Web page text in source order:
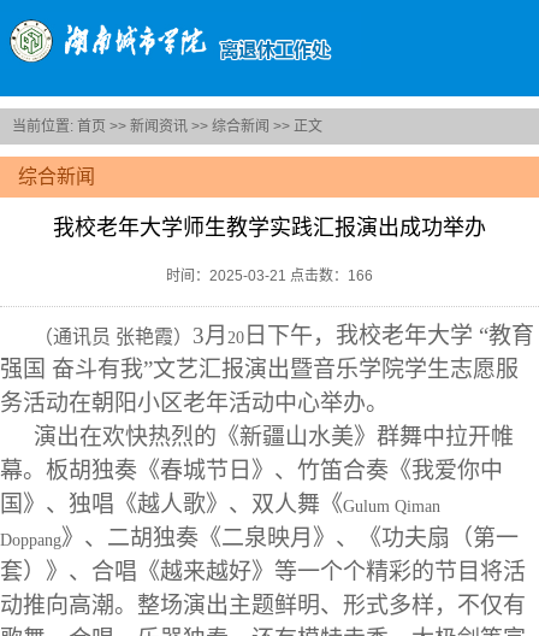
当前位置: 首页 >> 新闻资讯 >> 综合新闻 >> 正文
综合新闻
我校老年大学师生教学实践汇报演出成功举办
时间：2025-03-21 点击数： 166
（通讯员 张艳霞） 3月 20 日下午，我校老年大学 “教育
强国 奋斗有我”文艺汇报演出暨音乐学院学生志愿服
务活动在朝阳小区老年活动中心举办。
演出在欢快热烈的《新疆山水美》群舞中拉开帷
幕。板胡独奏《春城节日》、竹笛合奏《我爱你中
国》、独唱《越人歌》、双人舞《Gulum Qiman
Doppang》、二胡独奏《二泉映月》、《功夫扇（第一
套）》、合唱《越来越好》等一个个精彩的节目将活
动推向高潮。整场演出主题鲜明、形式多样，不仅有